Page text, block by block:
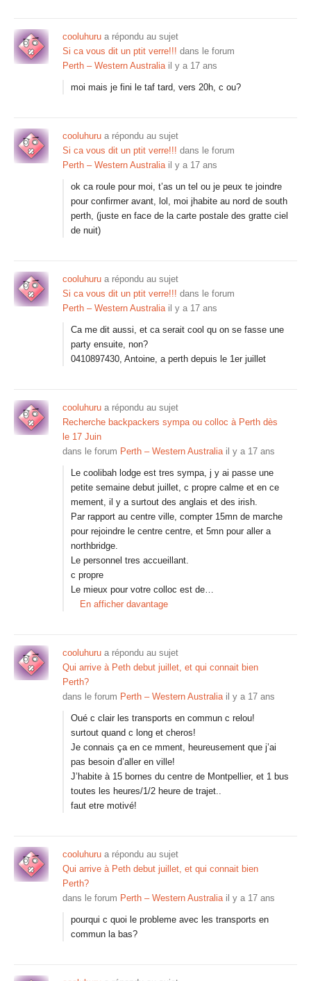
cooluhuru a répondu au sujet
Si ca vous dit un ptit verre!!! dans le forum
Perth – Western Australia il y a 17 ans
moi mais je fini le taf tard, vers 20h, c ou?
cooluhuru a répondu au sujet
Si ca vous dit un ptit verre!!! dans le forum
Perth – Western Australia il y a 17 ans
ok ca roule pour moi, t’as un tel ou je peux te joindre
pour confirmer avant, lol, moi jhabite au nord de south
perth, (juste en face de la carte postale des gratte ciel
de nuit)
cooluhuru a répondu au sujet
Si ca vous dit un ptit verre!!! dans le forum
Perth – Western Australia il y a 17 ans
Ca me dit aussi, et ca serait cool qu on se fasse une
party ensuite, non?
0410897430, Antoine, a perth depuis le 1er juillet
cooluhuru a répondu au sujet
Recherche backpackers sympa ou colloc à Perth dès
le 17 Juin
dans le forum Perth – Western Australia il y a 17 ans
Le coolibah lodge est tres sympa, j y ai passe une
petite semaine debut juillet, c propre calme et en ce
mement, il y a surtout des anglais et des irish.
Par rapport au centre ville, compter 15mn de marche
pour rejoindre le centre centre, et 5mn pour aller a
northbridge.
Le personnel tres accueillant.
c propre
Le mieux pour votre colloc est de…
En afficher davantage
cooluhuru a répondu au sujet
Qui arrive à Peth debut juillet, et qui connait bien
Perth?
dans le forum Perth – Western Australia il y a 17 ans
Oué c clair les transports en commun c relou!
surtout quand c long et cheros!
Je connais ça en ce mment, heureusement que j’ai
pas besoin d’aller en ville!
J’habite à 15 bornes du centre de Montpellier, et 1 bus
toutes les heures/1/2 heure de trajet..
faut etre motivé!
cooluhuru a répondu au sujet
Qui arrive à Peth debut juillet, et qui connait bien
Perth?
dans le forum Perth – Western Australia il y a 17 ans
pourqui c quoi le probleme avec les transports en
commun la bas?